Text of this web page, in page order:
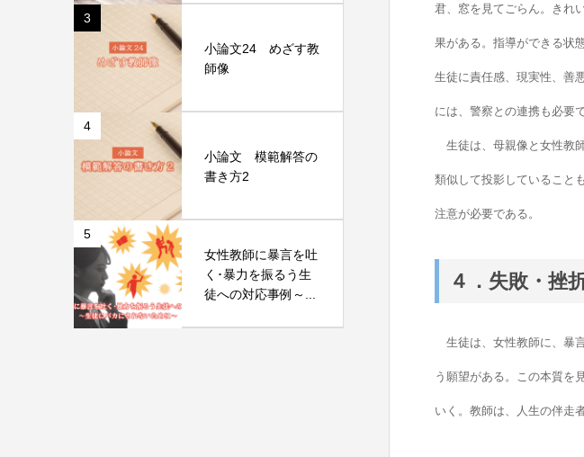
君、窓を見てごらん。きれ
果がある。指導ができる状
生徒に責任感、現実性、善
には、警察との連携も必要で
生徒は、母親像と女性教
類似して投影していること
注意が必要である。
４．失敗・挫
生徒は、女性教師に、暴
う願望がある。この本質を
いく。教師は、人生の伴走
3
小論文24 めざす教
師像
4
小論文 模範解答の
書き方2
5
女性教師に暴言を吐
く･暴力を振るう生
徒への対応事例～...